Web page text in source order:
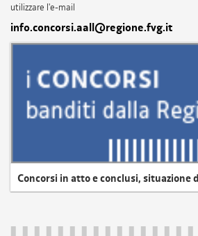
utilizzare l'e-mail
info.concorsi.aall@regione.fvg.it
Concorsi in atto e conclusi, situazione